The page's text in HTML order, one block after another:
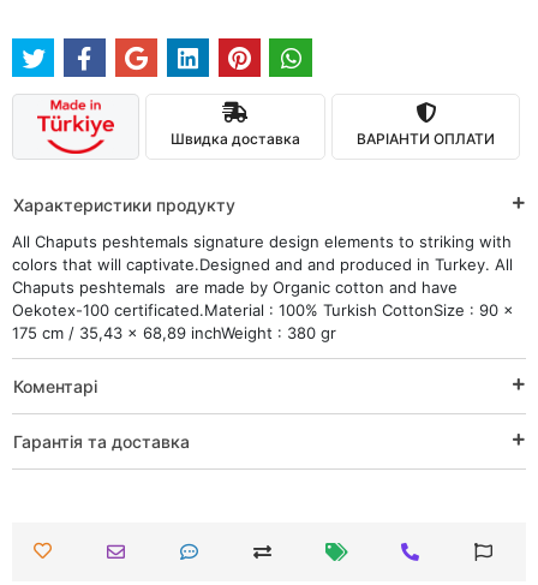
Швидка доставка ВАРІАНТИ ОПЛАТИ
Характеристики продукту
All Chaputs peshtemals signature design elements to striking with
colors that will captivate.Designed and and produced in Turkey. All
Chaputs peshtemals are made by Organic cotton and have
Oekotex-100 certificated.Material : 100% Turkish CottonSize : 90 x
175 cm / 35,43 x 68,89 inchWeight : 380 gr
Коментарі
Гарантія та доставка